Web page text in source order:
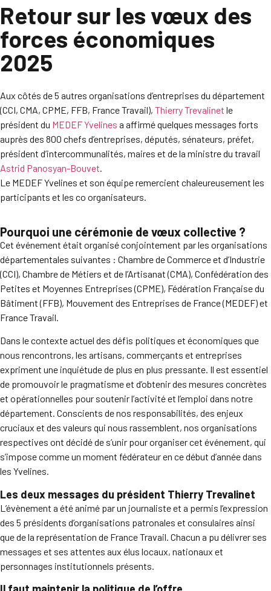
Retour sur les vœux des
forces économiques
2025
Aux côtés de 5 autres organisations d’entreprises du département
(CCI, CMA, CPME, FFB, France Travail), Thierry Trevalinet le
président du MEDEF Yvelines a affirmé quelques messages forts
auprès des 800 chefs d’entreprises, députés, sénateurs, préfet,
président d’intercommunalités, maires et de la ministre du travail
Astrid Panosyan-Bouvet.
Le MEDEF Yvelines et son équipe remercient chaleureusement les
participants et les co organisateurs.
Pourquoi une cérémonie de vœux collective ?
Cet événement était organisé conjointement par les organisations
départementales suivantes : Chambre de Commerce et d’Industrie
(CCI), Chambre de Métiers et de l’Artisanat (CMA), Confédération des
Petites et Moyennes Entreprises (CPME), Fédération Française du
Bâtiment (FFB), Mouvement des Entreprises de France (MEDEF) et
France Travail.
Dans le contexte actuel des défis politiques et économiques que
nous rencontrons, les artisans, commerçants et entreprises
expriment une inquiétude de plus en plus pressante. Il est essentiel
de promouvoir le pragmatisme et d’obtenir des mesures concrètes
et opérationnelles pour soutenir l’activité et l’emploi dans notre
département. Conscients de nos responsabilités, des enjeux
cruciaux et des valeurs qui nous rassemblent, nos organisations
respectives ont décidé de s’unir pour organiser cet événement, qui
s’impose comme un moment fédérateur en ce début d’année dans
les Yvelines.
Les deux messages du président Thierry Trevalinet
L’évènement a été animé par un journaliste et a permis l’expression
des 5 présidents d’organisations patronales et consulaires ainsi
que de la représentation de France Travail. Chacun a pu délivrer ses
messages et ses attentes aux élus locaux, nationaux et
personnages institutionnels présents.